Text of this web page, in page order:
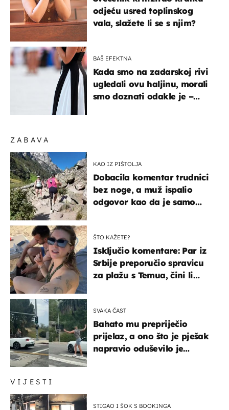
VIJESTI
STIGAO I ŠOK S BOOKINGA
ZABAVA
KAO IZ PIŠTOLJA
Dobacila komentar trudnici
bez noge, a muž ispalio
odgovor kao da je samo
ŠTO KAŽETE?
Isključio komentare: Par iz
Srbije preporučio spravicu
za plažu s Temua, čini li
SVAKA ČAST
Bahato mu prepriječio
prijelaz, a ono što je pješak
napravio oduševilo je
odjeću usred toplinskog
vala, slažete li se s njim?
BAŠ EFEKTNA
Kada smo na zadarskoj rivi
ugledali ovu haljinu, morali
smo doznati odakle je –